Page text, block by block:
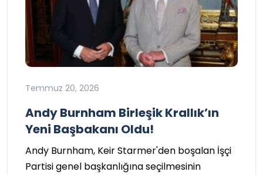
Temmuz 20, 2026
Andy Burnham Birleşik Krallık’ın
Yeni Başbakanı Oldu!
Andy Burnham, Keir Starmer'den boşalan İşçi
Partisi genel başkanlığına seçilmesinin